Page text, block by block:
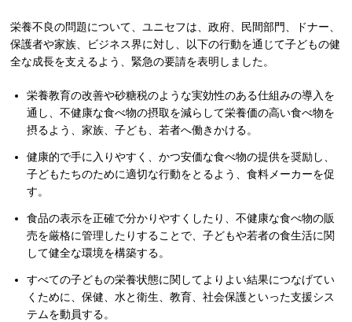
栄養不良の問題について、ユニセフは、政府、民間部門、ドナー、
保護者や家族、ビジネス界に対し、以下の行動を通じて子どもの健
全な成長を支えるよう、緊急の要請を表明しました。
栄養教育の改善や砂糖税のような実効性のある仕組みの導入を
通し、不健康な食べ物の摂取を減らして栄養価の高い食べ物を
摂るよう、家族、子ども、若者へ働きかける。
健康的で手に入りやすく、かつ安価な食べ物の提供を奨励し、
子どもたちのために適切な行動をとるよう、食料メーカーを促
す。
食品の表示を正確で分かりやすくしたり、不健康な食べ物の販
売を厳格に管理したりすることで、子どもや若者の食生活に関
して健全な環境を構築する。
すべての子どもの栄養状態に関してよりよい結果につなげてい
くために、保健、水と衛生、教育、社会保護といった支援シス
テムを動員する。